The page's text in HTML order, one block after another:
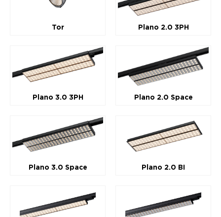
Tor Plano 2.0 3PH
Plano 3.0 3PH Plano 2.0 Space
Plano 3.0 Space Plano 2.0 BI